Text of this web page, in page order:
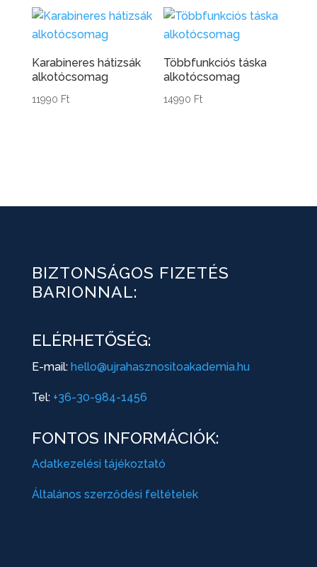
Karabineres hátizsák
alkotócsomag
11990 Ft
Többfunkciós táska
alkotócsomag
14990 Ft
BIZTONSÁGOS FIZETÉS
BARIONNAL:
ELÉRHETŐSÉG:
E-mail: hello@ujrahasznositoakademia.hu
Tel: +36-30-984-1456
FONTOS INFORMÁCIÓK:
Adatkezelési tájékoztató
Általános szerződési feltételek